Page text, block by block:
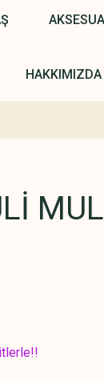
HAKKIMIZDA